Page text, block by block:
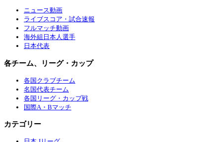
ニュース動画
ライブスコア・試合速報
フルマッチ動画
海外組日本人選手
日本代表
各チーム、リーグ・カップ
各国クラブチーム
名国代表チーム
各国リーグ・カップ戦
国際A・Bマッチ
カテゴリー